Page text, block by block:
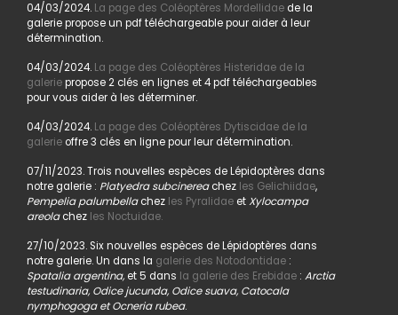
04/03/2024. La page des Coléoptères Mordellidaede la
galerie propose un pdf téléchargeable pour aider à leur
détermination.
04/03/2024. La page des Coléoptères Histeridae de la
galeriepropose 2 clés en lignes et 4 pdf téléchargeables
pour vous aider à les déterminer.
04/03/2024. La page des Coléoptères Dytiscidae de la
galerieoffre 3 clés en ligne pour leur détermination.
07/11/2023. Trois nouvelles espèces de Lépidoptères dans
notre galerie : Platyedra subcinereachez les Gelichiidae,
Pempelia palumbellachez les PyralidaeetXylocampa
areolachez les Noctuidae.
27/10/2023. Six nouvelles espèces de Lépidoptères dans
notre galerie. Un dans la galerie des Notodontidae:
Spatalia argentina, et 5 dans la galerie des Erebidae: Arctia
testudinaria, Odice jucunda, Odice suava, Catocala
nymphogoga et Ocneria rubea.